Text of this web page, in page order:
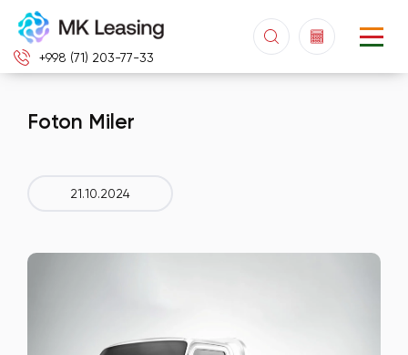
+998 (71) 203-77-33
Foton Miler
21.10.2024